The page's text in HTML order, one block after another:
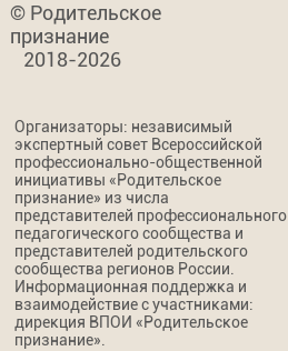
© Родительское
признание
2018-2026
Организаторы: независимый
экспертный совет Всероссийской
профессионально-общественной
инициативы «Родительское
признание» из числа
представителей профессионального
педагогического сообщества и
представителей родительского
сообщества регионов России.
Информационная поддержка и
взаимодействие с участниками:
дирекция ВПОИ «Родительское
признание».